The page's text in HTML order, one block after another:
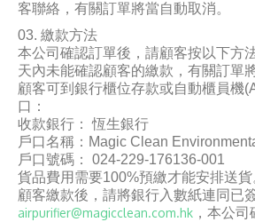
客聯絡，有關訂單將當自動取消。
繳款方法
本公司確認訂單後，請顧客按以下方
天內未能確認顧客的繳款，有關訂單
顧客可到銀行櫃位存款或自動櫃員機
口：
收款銀行： 恆生銀行
戶口名稱：Magic Clean
戶口號碼： 024-229-176136-001
貨品費用需要100%預繳才能安排送貨
顧客繳款後，請將銀行入數紙連同已
airpurifier@magicclean.com.hk ，本公